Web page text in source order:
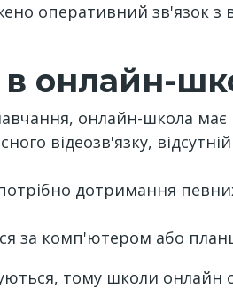
оперативний зв'язок
в онлайн-
онлайн-школа
відеозв'язку,
дотримання
за комп'ютером або
тому школи